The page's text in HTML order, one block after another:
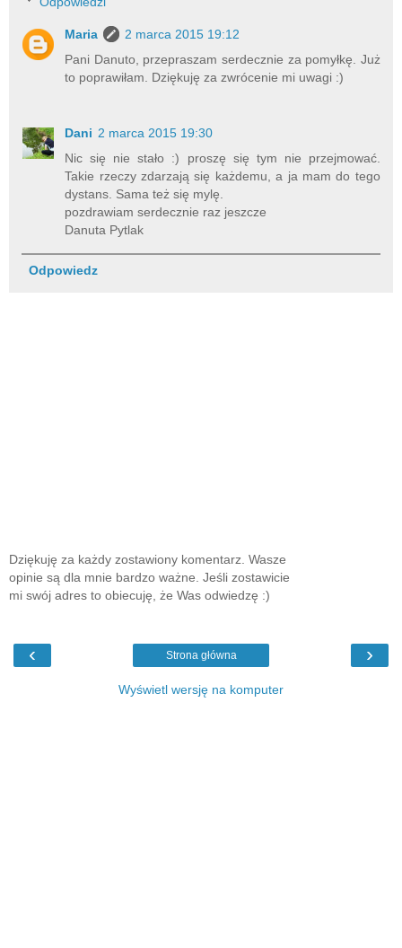
Maria
2 marca 2015 19:12
Pani Danuto, przepraszam serdecznie za pomyłkę. Już
to poprawiłam. Dziękuję za zwrócenie mi uwagi :)
Dani 2 marca 2015 19:30
Nic się nie stało :) proszę się tym nie przejmować.
Takie rzeczy zdarzają się każdemu, a ja mam do tego
dystans. Sama też się mylę.
pozdrawiam serdecznie raz jeszcze
Danuta Pytlak
Odpowiedz
Dziękuję za każdy zostawiony komentarz. Wasze
opinie są dla mnie bardzo ważne. Jeśli zostawicie
mi swój adres to obiecuję, że Was odwiedzę :)
‹ ›
Strona główna
Wyświetl wersję na komputer